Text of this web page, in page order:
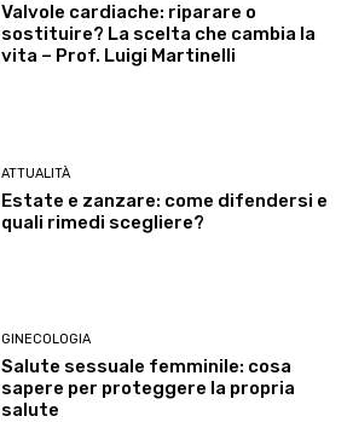
Valvole cardiache: riparare o
sostituire? La scelta che cambia la
vita – Prof. Luigi Martinelli
ATTUALITÀ
Estate e zanzare: come difendersi e
quali rimedi scegliere?
GINECOLOGIA
Salute sessuale femminile: cosa
sapere per proteggere la propria
salute